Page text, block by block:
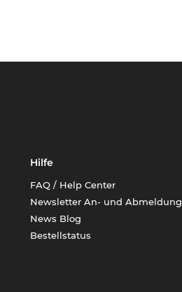
Hilfe
FAQ / Help Center
Newsletter An- und Abmeldung
News Blog
Bestellstatus